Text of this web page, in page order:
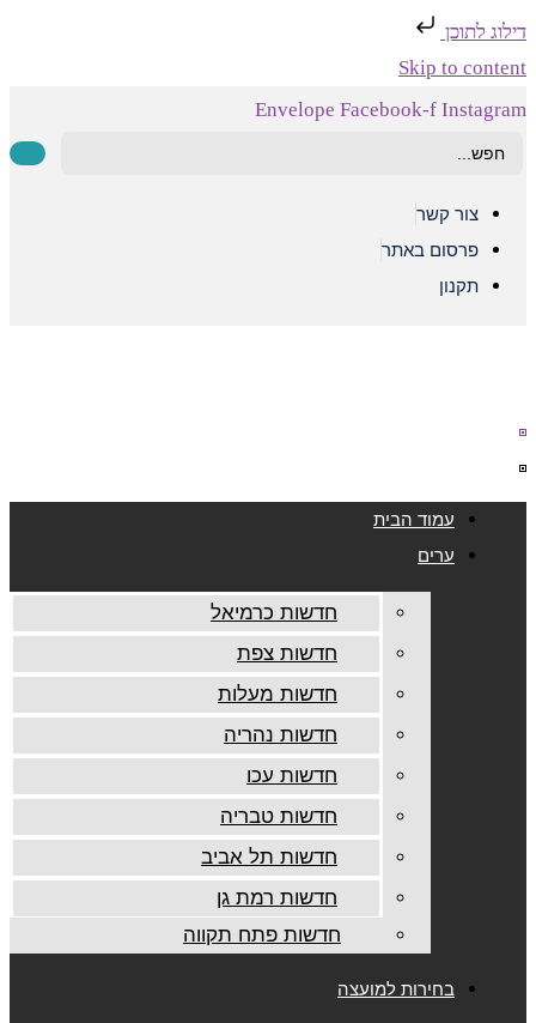
דילוג לתוכן
Skip to content
Envelope Facebook-f Instagram
Search
צור קשר
פרסום באתר
תקנון
עמוד הבית
ערים
חדשות כרמיאל
חדשות צפת
חדשות מעלות
חדשות נהריה
חדשות עכו
חדשות טבריה
חדשות תל אביב
חדשות רמת גן
חדשות פתח תקווה
בחירות למועצה